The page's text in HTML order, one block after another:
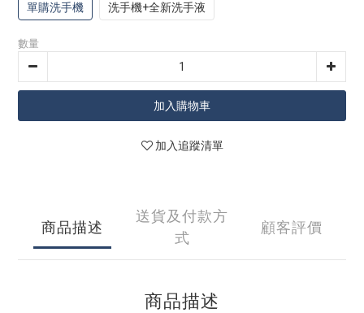
單購洗手機 洗手機+全新洗手液
數量
加入購物車
加入追蹤清單
商品描述
送貨及付款方
式
顧客評價
商品描述